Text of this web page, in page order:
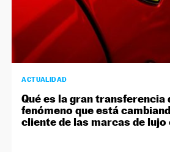
ACTUALIDAD
Qué es la gran transferencia
fenómeno que está
cliente de las marcas de